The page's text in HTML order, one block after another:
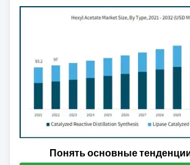
Понять основные